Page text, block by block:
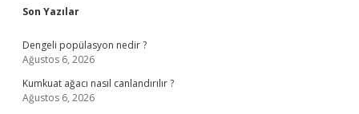
Sidebar
Son Yazılar
Dengeli popülasyon nedir ?
Ağustos 6, 2026
Kumkuat ağacı nasıl canlandırılır ?
Ağustos 6, 2026